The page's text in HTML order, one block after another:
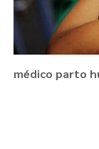
médico parto